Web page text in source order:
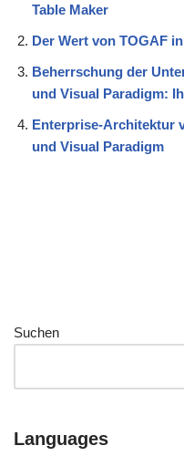
Table Maker
Der Wert von TOGAF
Beherrschung der
und Visual Paradigm:
Enterprise-Architektur
und Visual Paradigm
Suchen
Languages